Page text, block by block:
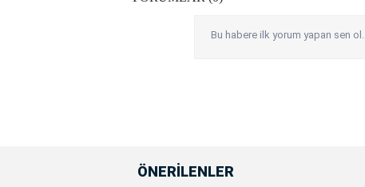
Bu habere ilk yorum yapan sen ol.
ÖNERİLENLER